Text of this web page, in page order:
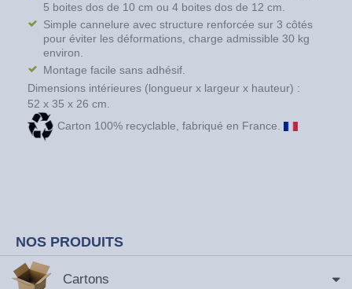
5 boites dos de 10 cm ou 4 boites dos de 12 cm.
Simple cannelure avec structure renforcée sur 3 côtés
pour éviter les déformations, charge admissible 30 kg
environ.
Montage facile sans adhésif.
Dimensions intérieures (longueur x largeur x hauteur) :
52 x 35 x 26 cm.
Carton 100% recyclable, fabriqué en France.
NOS PRODUITS
Cartons